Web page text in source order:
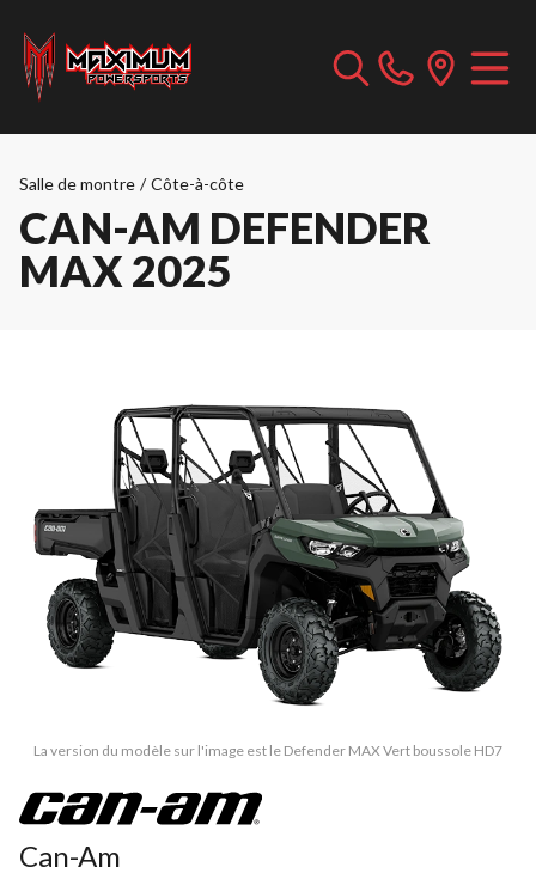
Salle de montre / Côte-à-côte
CAN-AM DEFENDER
MAX 2025
La version du modèle sur l'image est le Defender MAX Vert boussole HD7
Can-Am